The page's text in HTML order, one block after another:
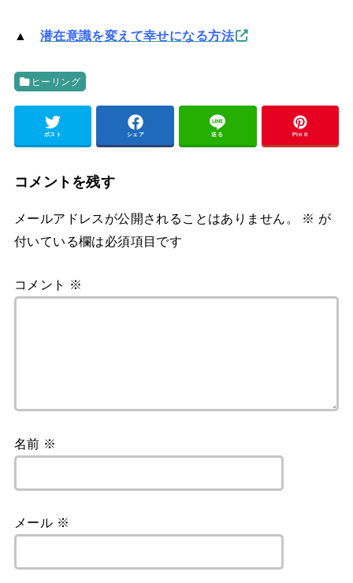
▲ 潜在意識を変えて幸せになる方法
ヒーリング
ポスト シェア 送る Pin it
コメントを残す
メールアドレスが公開されることはありません。 ※ が
付いている欄は必須項目です
コメント ※
名前 ※
メール ※